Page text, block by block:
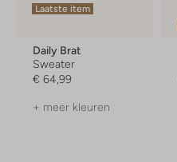
Laatste item
Daily Brat
Sweater
€ 64,99
+ meer kleuren